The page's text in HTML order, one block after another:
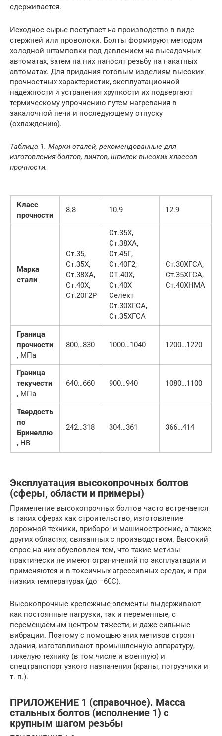
сдерживается.
Исходное сырье поступает на производство в виде
стержней или проволоки. Болты формируют методом
холодной штамповки под давлением на высадочных
автоматах, затем на них наносят резьбу на накатных
автоматах. Для придания готовым изделиям высоких
прочностных характеристик, эксплуатационной
надежности и устранения хрупкости их подвергают
термическому упрочнению путем нагревания в
закалочной печи и последующему отпуску
(охлаждению).
Таблица 1. Марки сталей, рекомендованные для
изготовления болтов, винтов, шпилек высоких классов
прочности.
Класс
прочности
8.8 10.9 12.9
Марка
стали
Ст.35,
Ст.35Х,
Ст.38ХА,
Ст.40Х,
Ст.20Г2Р
Ст.35Х,
Ст.38ХА,
Ст.45Г,
Ст.40Г2,
СТ.40Х,
Ст.40Х
Селект
Ст.30ХГСА,
Ст.35ХГСА
Ст.30ХГСА,
Ст.35ХГСА,
Ст.40ХНМА
Граница
прочности
, МПа
800…830 1000…1040 1200…1220
Граница
текучести
, МПа
640…660 900…940 1080…1100
Твердость
по
Бринеллю
, НВ
242…318 304…361 366…414
Эксплуатация высокопрочных болтов
(сферы, области и примеры)
Применение высокопрочных болтов часто встречается
в таких сферах как строительство, изготовление
дорожной техники, приборо- и машиностроение, а также
других областях, связанных с производством. Высокий
спрос на них обусловлен тем, что такие метизы
практически не имеют ограничений по эксплуатации и
применяются и в токсичных агрессивных средах, и при
низких температурах (до −60С).
Высокопрочные крепежные элементы выдерживают
как постоянные нагрузки, так и переменные, с
перемещаемым центром тяжести, и даже сильные
вибрации. Поэтому с помощью этих метизов строят
здания, изготавливают промышленную аппаратуру,
тяжелую технику (в том числе и военную) и
спецтранспорт узкого назначения (краны, погрузчики и
т. п.).
ПРИЛОЖЕНИЕ 1 (справочное). Масса
стальных болтов (исполнение 1) с
крупным шагом резьбы